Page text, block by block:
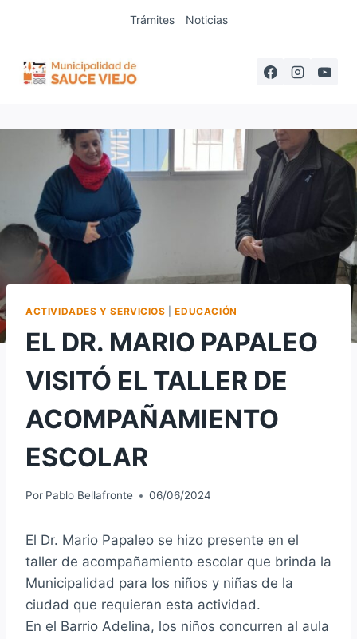
Trámites Noticias
ACTIVIDADES Y SERVICIOS |EDUCACIÓN
EL DR. MARIO PAPALEO
VISITÓ EL TALLER DE
ACOMPAÑAMIENTO
ESCOLAR
Por Pablo Bellafronte 06/06/2024
El Dr. Mario Papaleo se hizo presente en el
taller de acompañamiento escolar que brinda la
Municipalidad para los niños y niñas de la
ciudad que requieran esta actividad.
En el Barrio Adelina, los niños concurren al aula